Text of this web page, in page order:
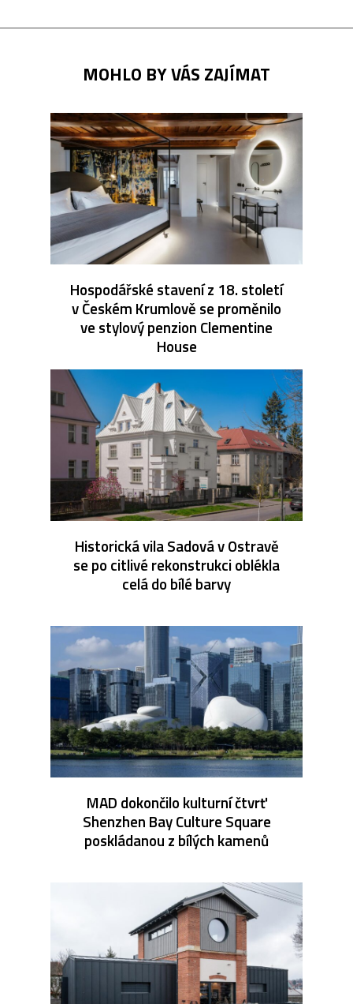
MOHLO BY VÁS ZAJÍMAT
Hospodářské stavení z 18. století
v Českém Krumlově se proměnilo
ve stylový penzion Clementine
House
Historická vila Sadová v Ostravě
se po citlivé rekonstrukci oblékla
celá do bílé barvy
MAD dokončilo kulturní čtvrť
Shenzhen Bay Culture Square
poskládanou z bílých kamenů